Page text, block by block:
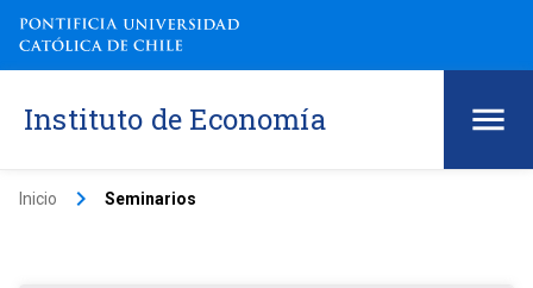
Instituto de Economía
Inicio keyboard_arrow_right Seminarios